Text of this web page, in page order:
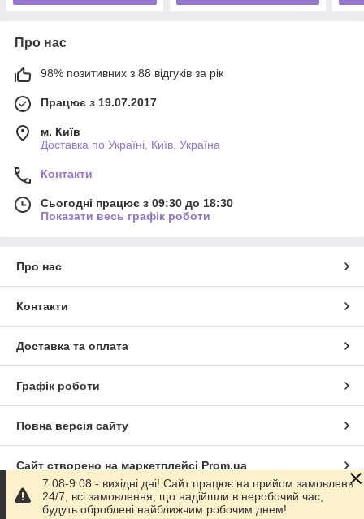
Про нас
98% позитивних з 88 відгуків за рік
Працює з 19.07.2017
м. Київ
Доставка по Україні, Київ, Україна
Контакти
Сьогодні працює з 09:30 до 18:30
Показати весь графік роботи
Про нас
Контакти
Доставка та оплата
Графік роботи
Повна версія сайту
Сайт створено на маркетплейсі Prom.ua
Політика конфіденційності
7.08-9.08 - вихідні дні! Сайт працює на прийом замовлень
24/7, всі замовлення, що надійшли в неробочий час,
будуть оброблені найближчим робочим днем!